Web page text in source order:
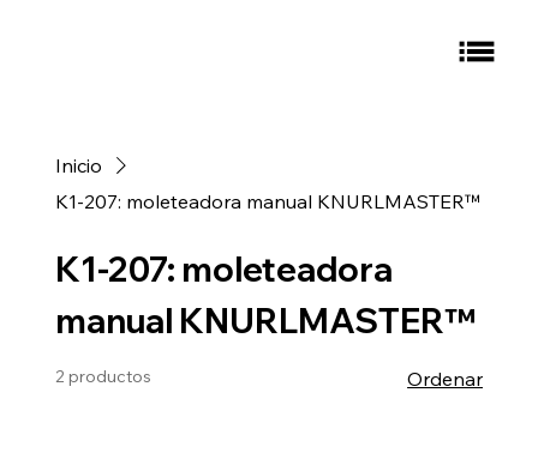
Inicio
K1-207: moleteadora manual KNURLMASTER™
K1-207: moleteadora
manual KNURLMASTER™
2 productos Ordenar